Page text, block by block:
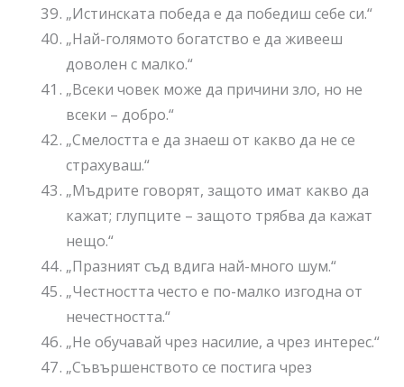
„Истинската победа е да победиш себе си.“
„Най-голямото богатство е да живееш
доволен с малко.“
„Всеки човек може да причини зло, но не
всеки – добро.“
„Смелостта е да знаеш от какво да не се
страхуваш.“
„Мъдрите говорят, защото имат какво да
кажат; глупците – защото трябва да кажат
нещо.“
„Празният съд вдига най-много шум.“
„Честността често е по-малко изгодна от
нечестността.“
„Не обучавай чрез насилие, а чрез интерес.“
„Съвършенството се постига чрез